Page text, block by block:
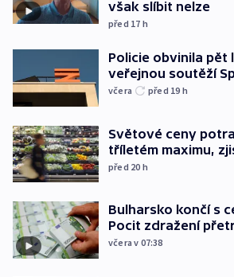
však slíbit nelze
před 17 h
Policie obvinila pět
veřejnou soutěží
včera před 19 h
Světové ceny
tříletém maximu,
před 20 h
Bulharsko končí s
Pocit zdražení
včera v 07:38